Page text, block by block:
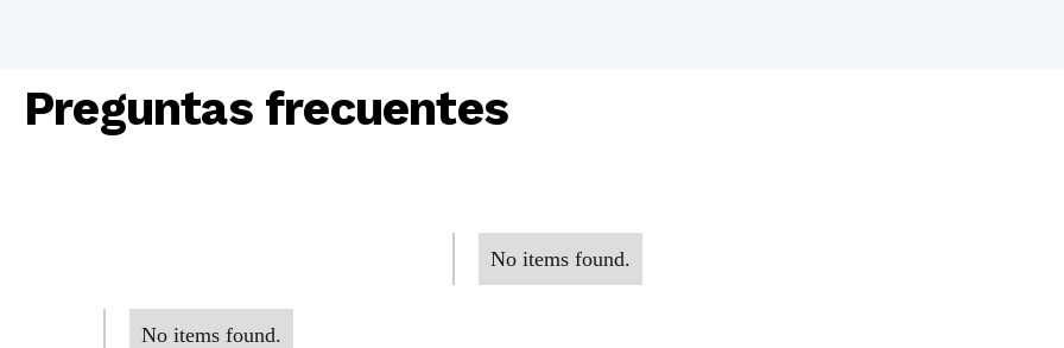
Preguntas frecuentes
No items found.
No items found.